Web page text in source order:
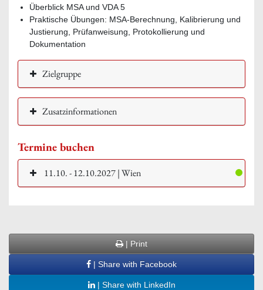
Überblick MSA und VDA 5
Praktische Übungen: MSA-Berechnung, Kalibrierung und
Justierung, Prüfanweisung, Protokollierung und
Dokumentation
Zielgruppe
Zusatzinformationen
Termine buchen
11.10. - 12.10.2027 | Wien
| Print
| Share with Facebook
| Share with LinkedIn